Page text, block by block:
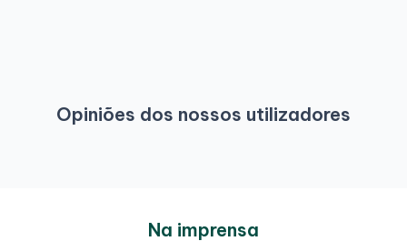
Opiniões dos nossos utilizadores
Na imprensa